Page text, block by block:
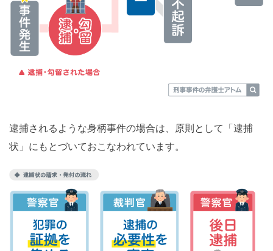
逮捕されるような身柄事件の場合は、原則として「逮捕
状」にもとづいておこなわれています。